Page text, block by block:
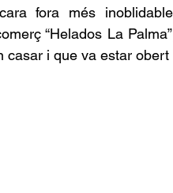
“Helados La
casar i que va estar